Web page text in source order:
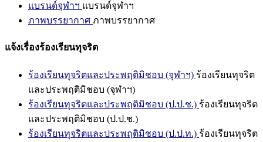
แบรนด์จุฬาฯ แบรนด์จุฬาฯ
ภาพบรรยากาศ ภาพบรรยากาศ
แจ้งเรื่องร้องเรียนทุจริต
ร้องเรียนทุจริตและประพฤติมิชอบ (จุฬาฯ) ร้องเรียนทุจริต
และประพฤติมิชอบ (จุฬาฯ)
ร้องเรียนทุจริตและประพฤติมิชอบ (ป.ป.ช.) ร้องเรียนทุจริต
และประพฤติมิชอบ (ป.ป.ช.)
ร้องเรียนทุจริตและประพฤติมิชอบ (ป.ป.ท.) ร้องเรียนทุจริต